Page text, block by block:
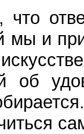
что
мы и
об